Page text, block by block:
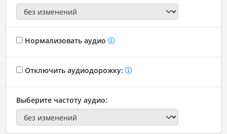
Нормализовать аудио
Отключить аудиодорожку:
Выберите частоту аудио: